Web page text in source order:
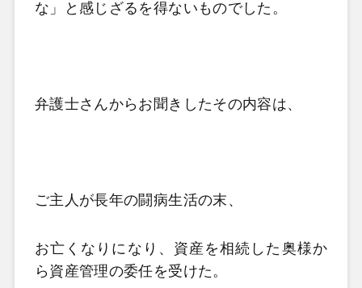
な」と感じざるを得ないものでした。
弁護士さんからお聞きしたその内容は、
ご主人が長年の闘病生活の末、
お亡くなりになり、資産を相続した奥様か
ら資産管理の委任を受けた。